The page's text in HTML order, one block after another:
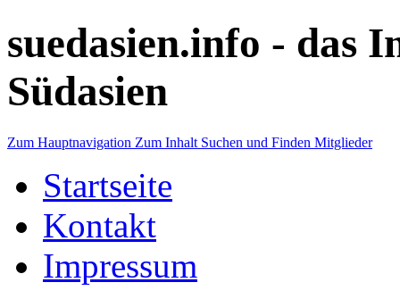
suedasien.info - das
Südasien
Zum Hauptnavigation Zum Inhalt Suchen und Finden Mitglieder
Startseite
Kontakt
Impressum